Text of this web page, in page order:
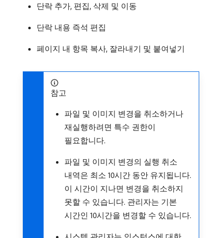
단락 추가, 편집, 삭제 및 이동
단락 내용 즉석 편집
페이지 내 항목 복사, 잘라내기 및 붙여넣기
참고
파일 및 이미지 변경을 취소하거나
재실행하려면 특수 권한이
필요합니다.
파일 및 이미지 변경의 실행 취소
내역은 최소 10시간 동안 유지됩니다.
이 시간이 지나면 변경을 취소하지
못할 수 있습니다. 관리자는 기본
시간인 10시간을 변경할 수 있습니다.